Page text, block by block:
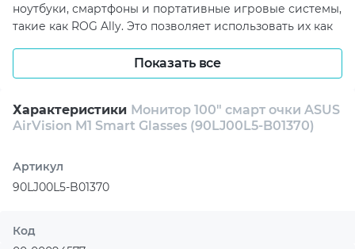
ноутбуки, смартфоны и портативные игровые системы,
такие как ROG Ally. Это позволяет использовать их как
мониторов, создавая удобное пространство для
многозадачной работы или полного погружения в
Особое внимание уделено аудиовозможностям и
функцией шумоподавления обеспечивают
без необходимости в дополнительных аксессуарах.
уровне 60% позволяет сохранять контроль над
Показать все
Характеристики Монитор 100" смарт очки ASUS
AirVision M1 Smart Glasses (90LJ00L5-B01370)
Артикул
90LJ00L5-B01370
Код